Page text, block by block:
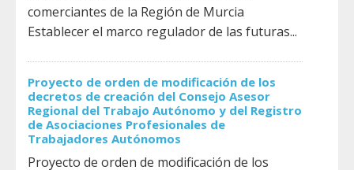
comerciantes de la Región de Murcia
Establecer el marco regulador de las futuras...
Proyecto de orden de modificación de los
decretos de creación del Consejo Asesor
Regional del Trabajo Autónomo y del Registro
de Asociaciones Profesionales de
Trabajadores Autónomos
Proyecto de orden de modificación de los